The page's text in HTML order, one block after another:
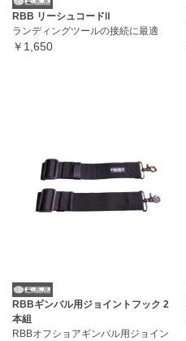
RBB リーシュコードⅡ
ランディングツールの接続に最適
￥1,650
RBBギンバル用ジョイントフック 2
本組
RBBオフショアギンバル用ジョイン